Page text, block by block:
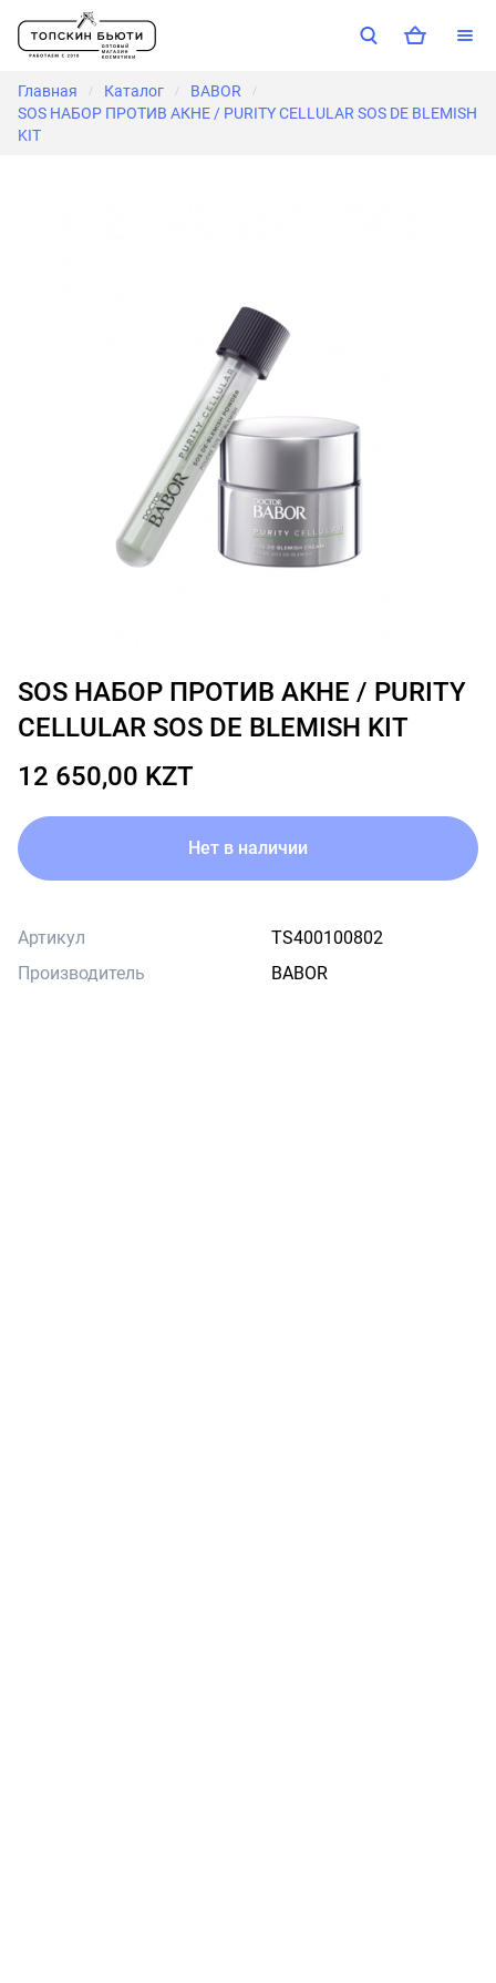
Главная / Каталог / BABOR /
SOS НАБОР ПРОТИВ АКНЕ / PURITY CELLULAR SOS DE BLEMISH
KIT
SOS НАБОР ПРОТИВ АКНЕ / PURITY
CELLULAR SOS DE BLEMISH KIT
12 650,00 KZT
Нет в наличии
Артикул
TS400100802
Производитель
BABOR